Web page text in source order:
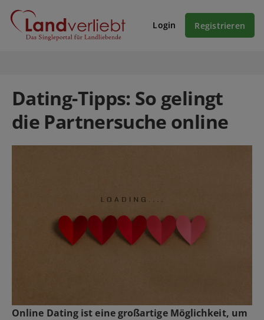
Login Registrieren
Dating-Tipps: So gelingt
die Partnersuche online
Online Dating ist eine großartige Möglichkeit, um